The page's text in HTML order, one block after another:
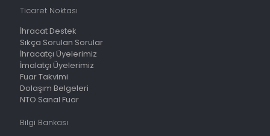
Ticaret Noktası
İhracat Destek
Sıkça Sorulan Sorular
İhracatçı Üyelerimiz
İmalatçı Üyelerimiz
Fuar Takvimi
Dolaşım Belgeleri
NTO Sanal Fuar
Bilgi Bankası